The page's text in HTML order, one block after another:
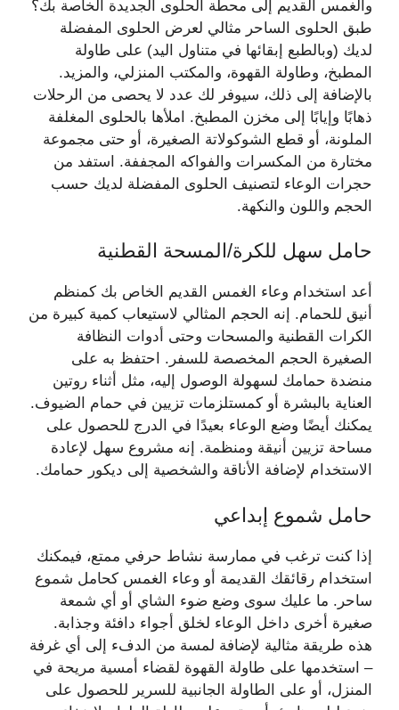
والغمس القديم إلى محطة الحلوى الجديدة الخاصة بك؟
طبق الحلوى الساحر مثالي لعرض الحلوى المفضلة
لديك (وبالطبع إبقائها في متناول اليد) على طاولة
المطبخ، وطاولة القهوة، والمكتب المنزلي، والمزيد.
بالإضافة إلى ذلك، سيوفر لك عدد لا يحصى من الرحلات
ذهابًا وإيابًا إلى مخزن المطبخ. املأها بالحلوى المغلفة
الملونة، أو قطع الشوكولاتة الصغيرة، أو حتى مجموعة
مختارة من المكسرات والفواكه المجففة. استفد من
حجرات الوعاء لتصنيف الحلوى المفضلة لديك حسب
الحجم واللون والنكهة.
حامل سهل للكرة/المسحة القطنية
أعد استخدام وعاء الغمس القديم الخاص بك كمنظم
أنيق للحمام. إنه الحجم المثالي لاستيعاب كمية كبيرة من
الكرات القطنية والمسحات وحتى أدوات النظافة
الصغيرة الحجم المخصصة للسفر. احتفظ به على
منضدة حمامك لسهولة الوصول إليه، مثل أثناء روتين
العناية بالبشرة أو كمستلزمات تزيين في حمام الضيوف.
يمكنك أيضًا وضع الوعاء بعيدًا في الدرج للحصول على
مساحة تزيين أنيقة ومنظمة. إنه مشروع سهل لإعادة
الاستخدام لإضافة الأناقة والشخصية إلى ديكور حمامك.
حامل شموع إبداعي
إذا كنت ترغب في ممارسة نشاط حرفي ممتع، فيمكنك
استخدام رقائقك القديمة أو وعاء الغمس كحامل شموع
ساحر. ما عليك سوى وضع ضوء الشاي أو أي شمعة
صغيرة أخرى داخل الوعاء لخلق أجواء دافئة وجذابة.
هذه طريقة مثالية لإضافة لمسة من الدفء إلى أي غرفة
– استخدمها على طاولة القهوة لقضاء أمسية مريحة في
المنزل، أو على الطاولة الجانبية للسرير للحصول على